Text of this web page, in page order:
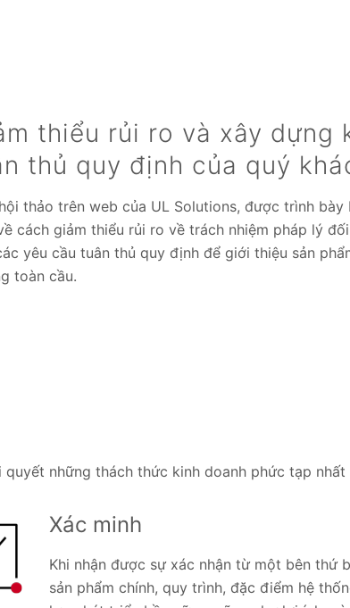
thiểu rủi ro và xây dựng
thủ quy định của quý
thảo trên web của UL Solutions, được trình
cách giảm thiểu rủi ro về trách nhiệm pháp lý
yêu cầu tuân thủ quy định để giới thiệu sản
toàn cầu.
những thách thức kinh doanh phức tạp nhất
Xác minh
Khi nhận được sự xác nhận từ một bên thứ
sản phẩm chính, quy trình, đặc điểm hệ